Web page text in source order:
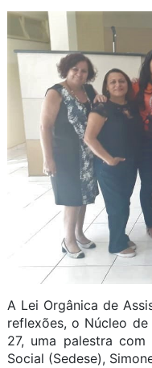
A Lei Orgânica de
reflexões, o Núcleo
27, uma palestra
Social (Sedese),